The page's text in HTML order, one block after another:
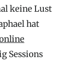
keine Lust
hat
Sessions